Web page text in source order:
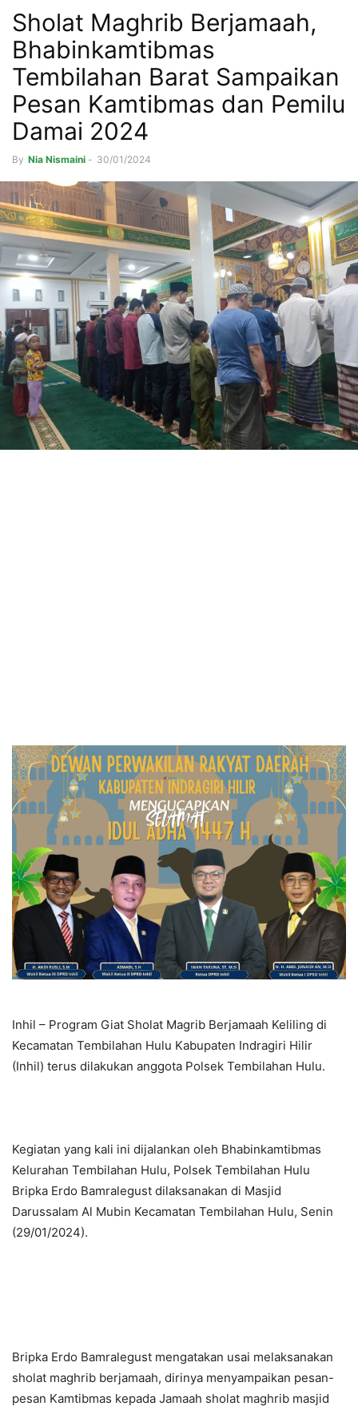
Sholat Maghrib Berjamaah,
Bhabinkamtibmas
Tembilahan Barat Sampaikan
Pesan Kamtibmas dan Pemilu
Damai 2024
By Nia Nismaini - 30/01/2024
Inhil – Program Giat Sholat Magrib Berjamaah Keliling di
Kecamatan Tembilahan Hulu Kabupaten Indragiri Hilir
(Inhil) terus dilakukan anggota Polsek Tembilahan Hulu.
Kegiatan yang kali ini dijalankan oleh Bhabinkamtibmas
Kelurahan Tembilahan Hulu, Polsek Tembilahan Hulu
Bripka Erdo Bamralegust dilaksanakan di Masjid
Darussalam Al Mubin Kecamatan Tembilahan Hulu, Senin
(29/01/2024).
Bripka Erdo Bamralegust mengatakan usai melaksanakan
sholat maghrib berjamaah, dirinya menyampaikan pesan-
pesan Kamtibmas kepada Jamaah sholat maghrib masjid